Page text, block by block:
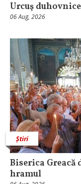
Urcuş
06 Aug, 2026
Știri
Biserica
hramul